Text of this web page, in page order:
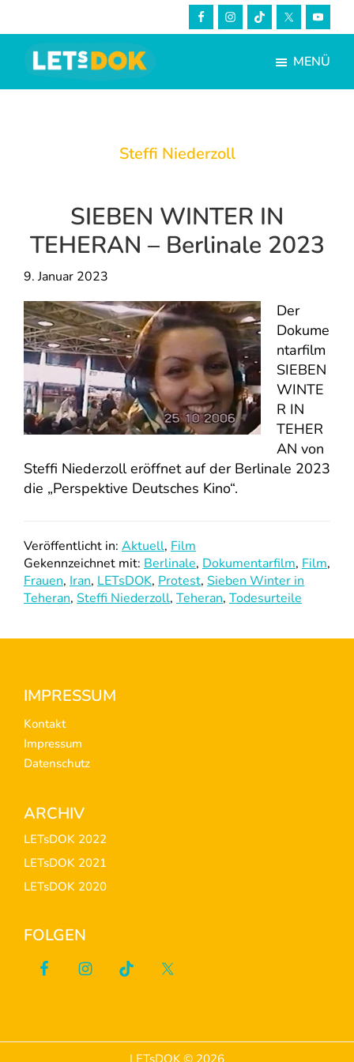
to
content
Fußzeile
springen
LETsDOK
Bundesweite
MENÜ
Steffi Niederzoll
SIEBEN WINTER IN
TEHERAN – Berlinale 2023
9. Januar 2023
Der
Dokume
ntarfilm
SIEBEN
WINTE
R IN
TEHER
AN von
Steffi Niederzoll eröffnet auf der Berlinale 2023
die „Perspektive Deutsches Kino“.
Veröffentlicht in: Aktuell, Film
Gekennzeichnet mit: Berlinale, Dokumentarfilm, Film,
Frauen, Iran, LETsDOK, Protest, Sieben Winter in
Teheran, Steffi Niederzoll, Teheran, Todesurteile
Footer
IMPRESSUM
Kontakt
Impressum
Datenschutz
ARCHIV
LETsDOK 2022
LETsDOK 2021
LETsDOK 2020
FOLGEN
LETsDOK © 2026